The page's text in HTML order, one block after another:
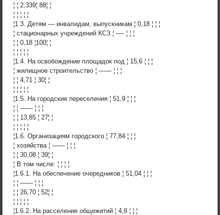
¦ ¦ 2,339¦ 88¦ ¦
¦ ¦ ¦ ¦ ¦
¦1.3. Детям — инвалидам, выпускникам ¦ 0,18 ¦ ¦ ¦
¦ стационарных учреждений КСЗ ¦ —- ¦ ¦ ¦
¦ ¦ 0,18 ¦100¦ ¦
¦ ¦ ¦ ¦ ¦
¦1.4. На освобождение площадок под ¦ 15,6 ¦ ¦ ¦
¦ жилищное строительство ¦ —— ¦ ¦ ¦
¦ ¦ 4,71 ¦ 30¦ ¦
¦ ¦ ¦ ¦ ¦
¦1.5. На городские переселения ¦ 51,9 ¦ ¦ ¦
¦ ¦ —— ¦ ¦ ¦
¦ ¦ 13,85 ¦ 27¦ ¦
¦ ¦ ¦ ¦ ¦
¦1.6. Организациям городского ¦ 77,84 ¦ ¦ ¦
¦ хозяйства ¦ —— ¦ ¦ ¦
¦ ¦ 30,08 ¦ 39¦ ¦
¦ В том числе: ¦ ¦ ¦ ¦
¦1.6.1. На обеспечение очередников ¦ 51,04 ¦ ¦ ¦
¦ ¦ —— ¦ ¦ ¦
¦ ¦ 26,70 ¦ 52¦ ¦
¦ ¦ ¦ ¦ ¦
¦1.6.2. На расселение общежитий ¦ 4,8 ¦ ¦ ¦